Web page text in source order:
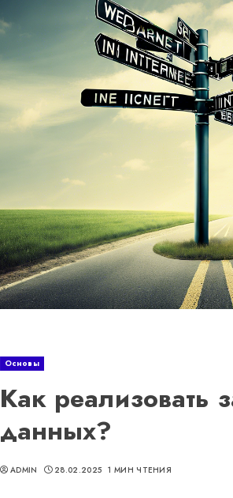
Основы
Как реализовать
данных?
ADMIN 28.02.2025 1 МИН ЧТЕНИЯ